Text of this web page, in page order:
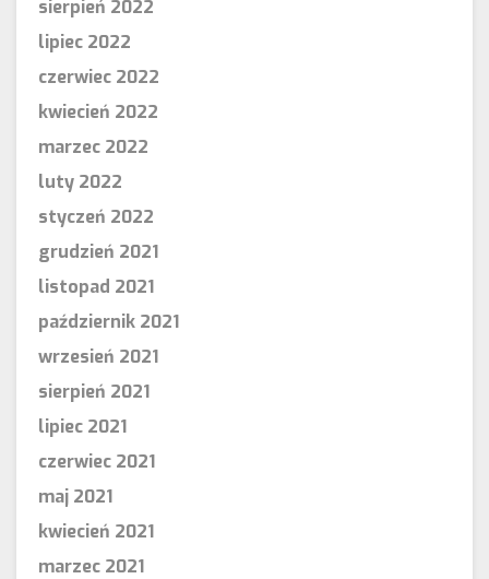
sierpień 2022
lipiec 2022
czerwiec 2022
kwiecień 2022
marzec 2022
luty 2022
styczeń 2022
grudzień 2021
listopad 2021
październik 2021
wrzesień 2021
sierpień 2021
lipiec 2021
czerwiec 2021
maj 2021
kwiecień 2021
marzec 2021